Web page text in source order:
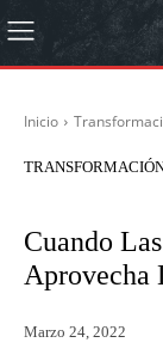
Inicio
Cuando
Marzo 24, 2022